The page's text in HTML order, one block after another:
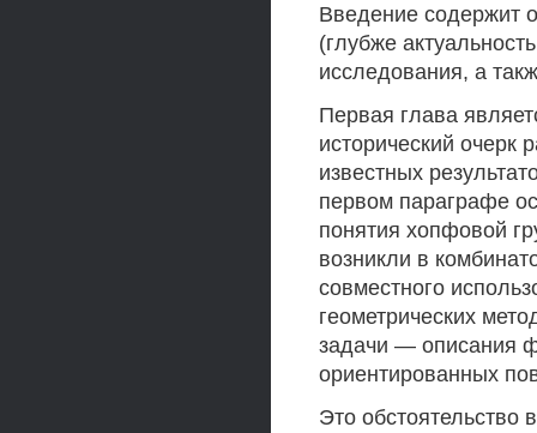
Введение содержит
(глубже
исследования, а
Первая глава
исторический очерк
известных
первом параграфе
понятия хопфовой
возникли в
совместного
геометрических
задачи — описания
ориентированных
Это обстоятельство